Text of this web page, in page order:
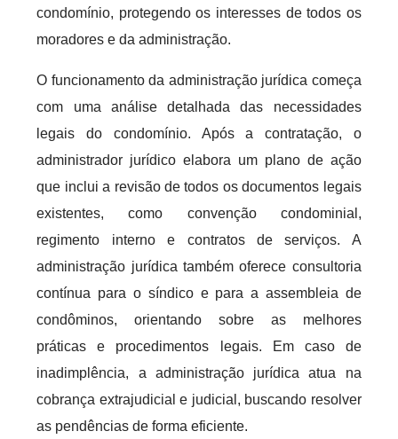
condomínio, protegendo os interesses de todos os
moradores e da administração.
O funcionamento da administração jurídica começa
com uma análise detalhada das necessidades
legais do condomínio. Após a contratação, o
administrador jurídico elabora um plano de ação
que inclui a revisão de todos os documentos legais
existentes, como convenção condominial,
regimento interno e contratos de serviços. A
administração jurídica também oferece consultoria
contínua para o síndico e para a assembleia de
condôminos, orientando sobre as melhores
práticas e procedimentos legais. Em caso de
inadimplência, a administração jurídica atua na
cobrança extrajudicial e judicial, buscando resolver
as pendências de forma eficiente.